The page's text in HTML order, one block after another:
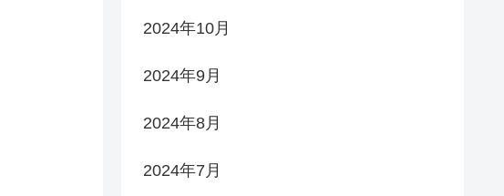
2024年10月
2024年9月
2024年8月
2024年7月